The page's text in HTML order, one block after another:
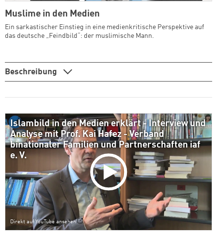
Muslime in den Medien
Ein sarkastischer Einstieg in eine medienkritische Perspektive auf
das deutsche „Feindbild“: der muslimische Mann.
Beschreibung
Islambild in den Medien erklärt - Interview und
Analyse mit Prof. Kai Hafez - Verband
binationaler Familien und Partnerschaften iaf
e. V.
Direkt auf YouTube ansehen